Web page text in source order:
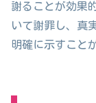
謝ることが効果
いて謝罪し、真
明確に示すこと